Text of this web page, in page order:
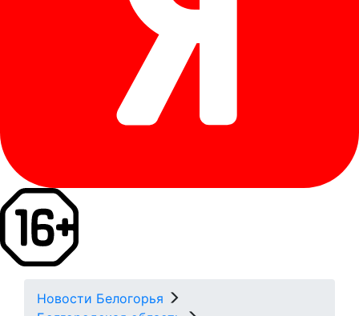
Новости Белогорья